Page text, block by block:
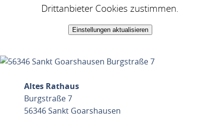
Drittanbieter Cookies zustimmen.
Einstellungen aktualisieren
Altes Rathaus
Burgstraße 7
56346 Sankt Goarshausen